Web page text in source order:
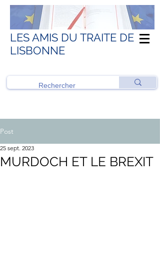
LES AMIS DU TRAITE DE
LISBONNE
Post
MURDOCH ET LE BREXIT
25 sept. 2023